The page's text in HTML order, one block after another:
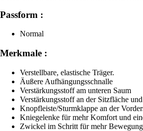
Passform :
Normal
Merkmale :
Verstellbare, elastische Träger.
Äußere Aufhängungsschnalle
Verstärkungsstoff am unteren Saum
Verstärkungsstoff an der Sitzfläche
Knopfleiste/Sturmklappe an der
Kniegelenke für mehr Komfort und
Zwickel im Schritt für mehr